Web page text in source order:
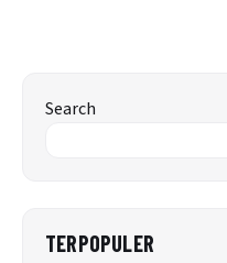
Search
TERPOPULER